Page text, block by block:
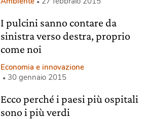
I pulcini sanno contare da
sinistra verso destra, proprio
come noi
Economia e innovazione
30 gennaio 2015
Ecco perché i paesi più ospitali
sono i più verdi